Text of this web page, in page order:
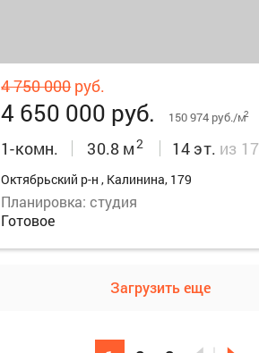
4 750 000руб.
4 650 000 руб. 150 974 руб./м2
1-комн. 30.8 м2 14 эт. из 17
Октябрьский р-н , Калинина, 179
Планировка: студия
Готовое
Загрузить еще